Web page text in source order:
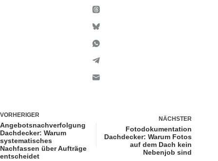
VORHERIGER
Angebotsnachverfolgung
Dachdecker: Warum
systematisches
Nachfassen über Aufträge
entscheidet
NÄCHSTER
Fotodokumentation
Dachdecker: Warum Fotos
auf dem Dach kein
Nebenjob sind